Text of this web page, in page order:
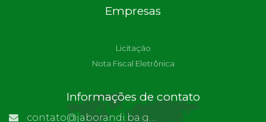
Empresas
Licitação
Nota Fiscal Eletrônica
Informações de contato
contato@jaborandi.ba.gov.br | Funcionário Responsável: Ronaldo Da Paz Dourado